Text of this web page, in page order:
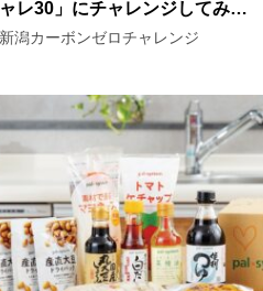
レ30」にチャレンジしてみ…
潟カーボンゼロチャレンジ